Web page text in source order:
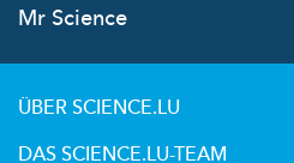
Mr Science
ÜBER SCIENCE.LU
DAS SCIENCE.LU-TEAM